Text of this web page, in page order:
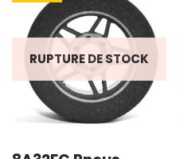
RUPTURE DE STOCK